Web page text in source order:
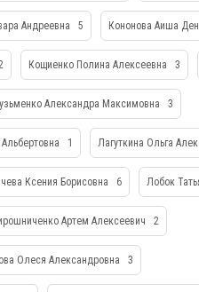
Андреевна 5 Кононова Аиша
Кощиенко Полина Алексеевна 3
Александра Максимовна 3
1 Лагуткина Ольга
Ксения Борисовна 6 Лобок
Артем Алексеевич 2
Олеся Александровна 3